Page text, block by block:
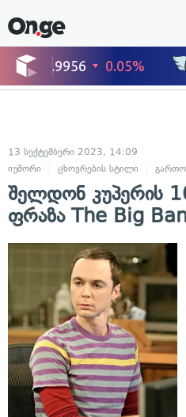
13 სექტემბერი 2023, 14:09
იუმორი
ცხოვრების სტილი
შელდონ კუპერის
ფრაზა The Big